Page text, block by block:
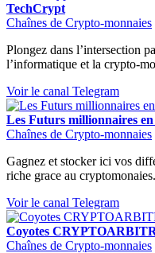
TechCrypt
Chaînes de Crypto-monnaies
Plongez dans l’intersection
l’informatique et la crypto-
Voir le canal Telegram
Les Futurs millionnaires
Chaînes de Crypto-monnaies
Gagnez et stocker ici vos
riche grace au cryptomonaies.
Voir le canal Telegram
Coyotes
Chaînes de Crypto-monnaies